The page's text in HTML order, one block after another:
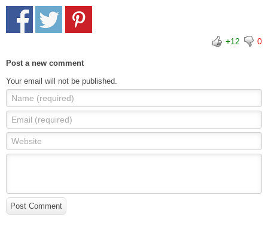
+12 0
Post a new comment
Your email will not be published.
Name (required)
Email (required)
Website
Post Comment